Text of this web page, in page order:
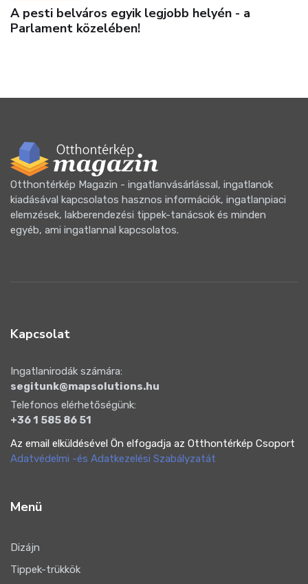
Eladó penthouse lakás – panorámás luxusotthon
Hegyvidéken
Otthontérkép Magazin - ingatlanvásárlással, ingatlanok
kiadásával kapcsolatos hasznos információk, ingatlanpiaci
elemzések, lakberendezési tippek-tanácsok és minden
egyéb, ami ingatlannal kapcsolatos.
Kapcsolat
Ingatlanirodák számára:
segitunk@mapsolutions.hu
Telefonos elérhetőségünk:
+36 1 585 86 51
Az email elküldésével Ön elfogadja az Otthontérkép Csoport
Adatvédelmi -és Adatkezelési Szabályzatát
Menü
Dizájn
Tippek-trükkök